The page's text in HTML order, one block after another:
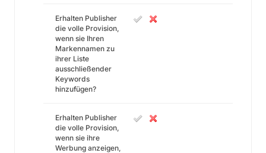
Erhalten Publisher
die volle Provision,
wenn sie Ihren
Markennamen zu
ihrer Liste
ausschließender
Keywords
hinzufügen?
Erhalten Publisher
die volle Provision,
wenn sie ihre
Werbung anzeigen,